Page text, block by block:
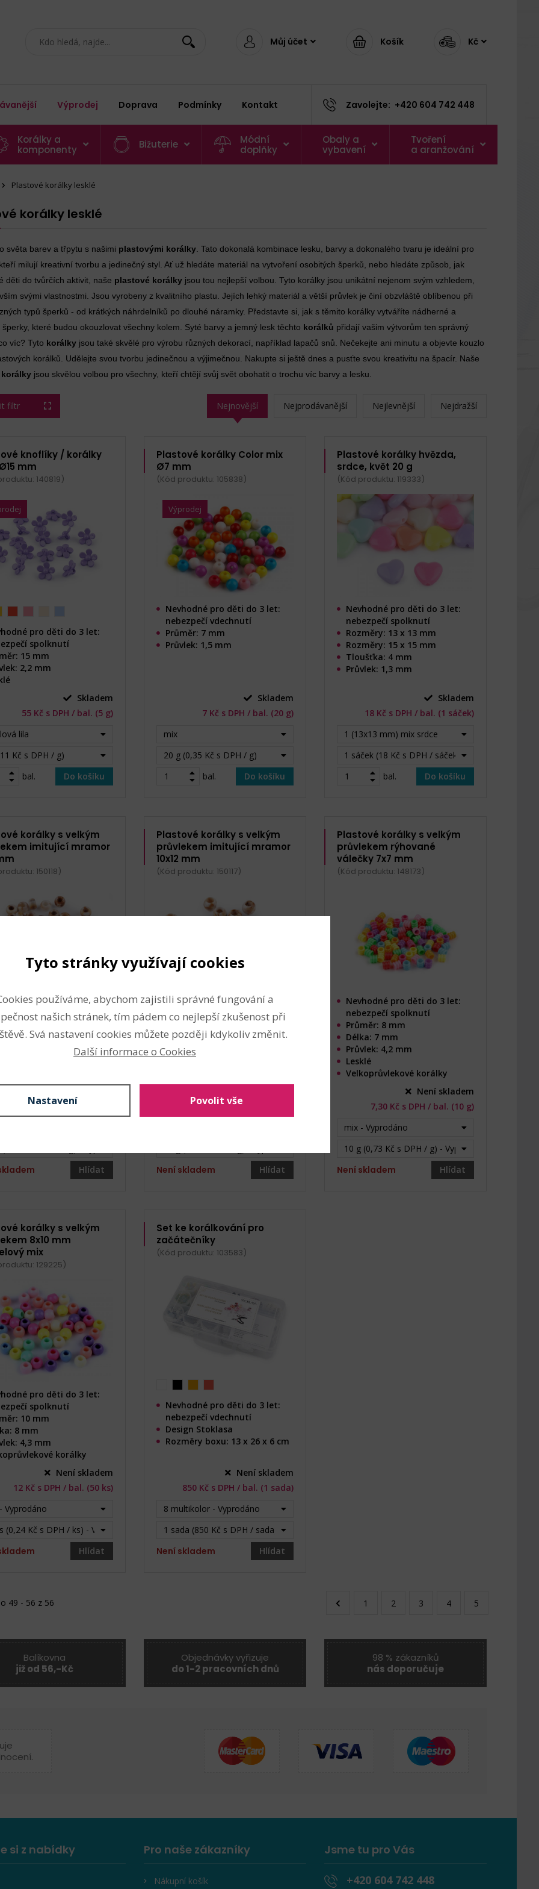
Můj účet Košík Kč
Výprodej Doprava Podmínky Kontakt Zavolejte: +420 604 742 448
Korálky a
komponenty
Bižuterie
Módní
doplňky
Obaly a
vybavení
Tvoření
a aranžování
Plastové korálky lesklé
korálky lesklé
světa barev a třpytu s našimi plastovými korálky . Tato dokonalá kombinace lesku, barvy a dokonalého tvaru je ideální pro
milují kreativní tvorbu a jedinečný styl. Ať už hledáte materiál na vytvoření osobitých šperků, nebo hledáte způsob, jak
děti do tvůrčích aktivit, naše plastové korálky jsou tou nejlepší volbou. Tyto korálky jsou unikátní nejenom svým vzhledem,
svými vlastnostmi. Jsou vyrobeny z kvalitního plastu. Jejích lehký materiál a větší průvlek je činí obzvláště oblíbenou při
typů šperků - od krátkých náhrdelníků po dlouhé náramky. Představte si, jak s těmito korálky vytváříte nádherné a
šperky, které budou okouzlovat všechny kolem. Syté barvy a jemný lesk těchto korálků přidají vašim výtvorům ten správný
víc? Tyto korálky jsou také skvělé pro výrobu různých dekorací, například lapačů snů. Nečekejte ani minutu a objevte kouzlo
korálků. Udělejte svou tvorbu jedinečnou a výjimečnou. Nakupte si ještě dnes a pusťte svou kreativitu na špacír. Naše
jsou skvělou volbou pro všechny, kteří chtějí svůj svět obohatit o trochu víc barvy a lesku.
filtr Nejnovější Nejprodávanější Nejlevnější Nejdražší
knoflíky / korálky
mm
140819)
pro děti do 3 let:
spolknutí
15 mm
2,2 mm
Skladem
55 Kč s DPH / bal. (5 g)
lila
Kč s DPH / g)
bal.
Do košíku
Plastové korálky Color mix
Ø7 mm
(Kód produktu: 105838)
Výprodej
Nevhodné pro děti do 3 let:
nebezpečí vdechnutí
Průměr: 7 mm
Průvlek: 1,5 mm
Skladem
7 Kč s DPH / bal. (20 g)
mix
20 g (0,35 Kč s DPH / g)
bal.
Do košíku
Plastové korálky hvězda,
srdce, květ 20 g
(Kód produktu: 119333)
Nevhodné pro děti do 3 let:
nebezpečí spolknutí
Rozměry: 13 x 13 mm
Rozměry: 15 x 15 mm
Tloušťka: 4 mm
Průvlek: 1,3 mm
Skladem
18 Kč s DPH / bal. (1 sáček)
1 (13x13 mm) mix srdce
1 sáček (18 Kč s DPH / sáček)
bal.
Do košíku
korálky s velkým
imitující mramor
150118)
pro děti do 3 let:
spolknutí
9 mm
6 mm
20,40 Kč s DPH / bal. (20 g)
Hlídat
Plastové korálky s velkým
průvlekem imitující mramor
10x12 mm
(Kód produktu: 150117)
Nevhodné pro děti do 3 let:
nebezpečí spolknutí
Průměr: 12 mm
Délka: 10 mm
Průvlek: 6,5 mm
20 Kč s DPH / bal. (20 g)
Není skladem Hlídat
Plastové korálky s velkým
průvlekem rýhované
válečky 7x7 mm
(Kód produktu: 148173)
Nevhodné pro děti do 3 let:
nebezpečí spolknutí
Průměr: 8 mm
Délka: 7 mm
Průvlek: 4,2 mm
Lesklé
Velkoprůvlekové korálky
Není skladem
7,30 Kč s DPH / bal. (10 g)
mix - Vyprodáno
10 g (0,73 Kč s DPH / g) - Vyprodáno
Není skladem Hlídat
korálky s velkým
8x10 mm
mix
129225)
pro děti do 3 let:
spolknutí
10 mm
8 mm
4,3 mm
korálky
Není skladem
12 Kč s DPH / bal. (50 ks)
Vyprodáno
(0,24 Kč s DPH / ks) - Vyprodáno
Hlídat
Set ke korálkování pro
začátečníky
(Kód produktu: 103583)
Nevhodné pro děti do 3 let:
nebezpečí vdechnutí
Design Stoklasa
Rozměry boxu: 13 x 26 x 6 cm
Není skladem
850 Kč s DPH / bal. (1 sada)
8 multikolor - Vyprodáno
1 sada (850 Kč s DPH / sada) - Vyprodáno
Není skladem Hlídat
49 - 56 z 56 1 2 3 4 5
Balíkovna
již od 56,-Kč
Objednávky vyřizuje
do 1-2 pracovních dnů
98 % zákazníků
nás doporučuje
si z nabídky Pro naše zákazníky
Nákupní košík
Jsme tu pro Vás
+420 604 742 448
Tyto stránky využívají cookies
používáme, abychom zajistili správné fungování a
našich stránek, tím pádem co nejlepší zkušenost při
Svá nastavení cookies můžete později kdykoliv změnit.
Další informace o Cookies
Nastavení Povolit vše